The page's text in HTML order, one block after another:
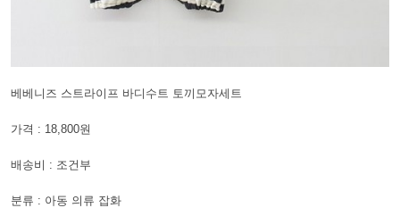
베베니즈 스트라이프 바디수트 토끼모자세트
가격 : 18,800원
배송비 : 조건부
분류 : 아동 의류 잡화